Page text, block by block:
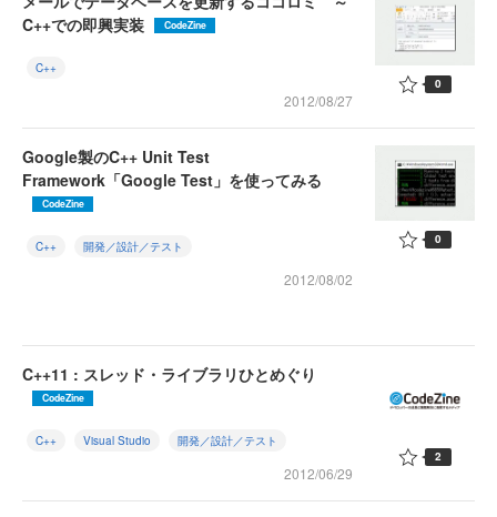
C++での即興実装
CodeZine
C++
2012/08/27
0
Google製のC++ Unit Test
Framework「Google Test」を使ってみる
CodeZine
C++ 開発／設計／テスト
2012/08/02
0
C++11 : スレッド・ライブラリひとめぐり
CodeZine
C++ Visual Studio 開発／設計／テスト
2012/06/29
2